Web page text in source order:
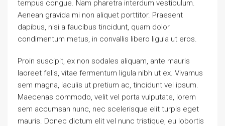
tempus congue. Nam pharetra interdum vestibulum.
Aenean gravida mi non aliquet porttitor. Praesent
dapibus, nisi a faucibus tincidunt, quam dolor
condimentum metus, in convallis libero ligula ut eros.
Proin suscipit, ex non sodales aliquam, ante mauris
laoreet felis, vitae fermentum ligula nibh ut ex. Vivamus
sem magna, iaculis ut pretium ac, tincidunt vel ipsum.
Maecenas commodo, velit vel porta vulputate, lorem
sem accumsan nunc, nec scelerisque elit turpis eget
mauris. Donec dictum elit vel nunc tristique, eu lobortis